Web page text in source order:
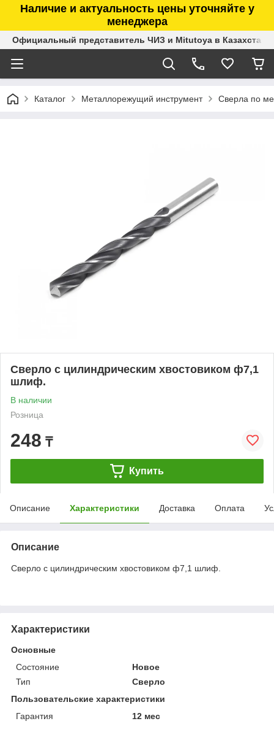
Наличие и актуальность цены уточняйте у
менеджера
Официальный представитель ЧИЗ и Mitutoya в Казахстане
Каталог Металлорежущий инструмент Сверла по
Сверло с цилиндрическим хвостовиком ф7,1
шлиф.
В наличии
Розница
248 ₸
Купить
Описание Характеристики Доставка Оплата
Описание
Сверло с цилиндрическим хвостовиком ф7,1 шлиф.
Характеристики
Основные
Состояние
Новое
Тип
Сверло
Пользовательские характеристики
Гарантия
12 мес